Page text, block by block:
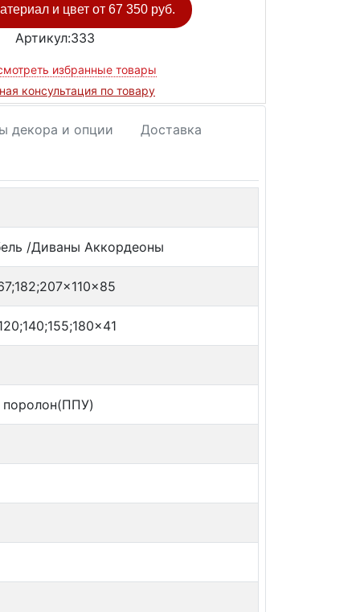
и цвет от 67 350 руб.
Артикул:333
избранные товары
консультация по товару
декора и опции Доставка
/Диваны Аккордеоны